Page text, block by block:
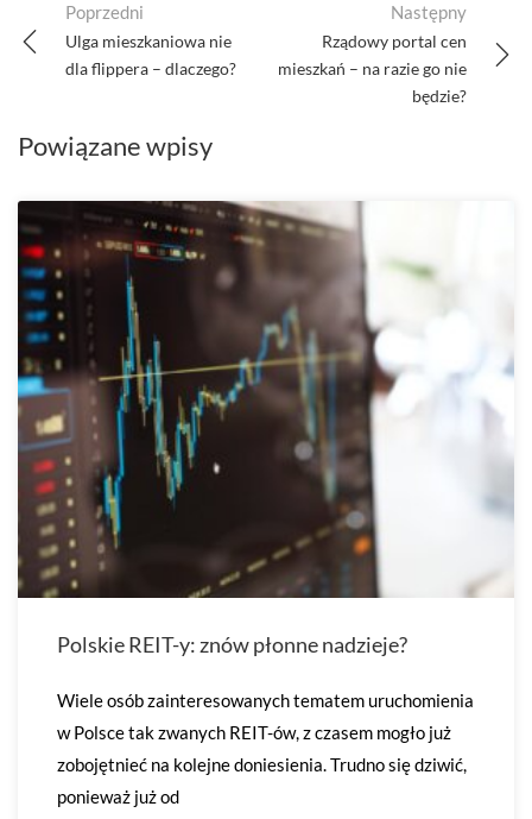
navigation
Poprzedni
Ulga mieszkaniowa nie
dla flippera – dlaczego?
Następny
Rządowy portal cen
mieszkań – na razie go nie
będzie?
Powiązane wpisy
Polskie REIT-y: znów płonne nadzieje?
Wiele osób zainteresowanych tematem uruchomienia
w Polsce tak zwanych REIT-ów, z czasem mogło już
zobojętnieć na kolejne doniesienia. Trudno się dziwić,
ponieważ już od